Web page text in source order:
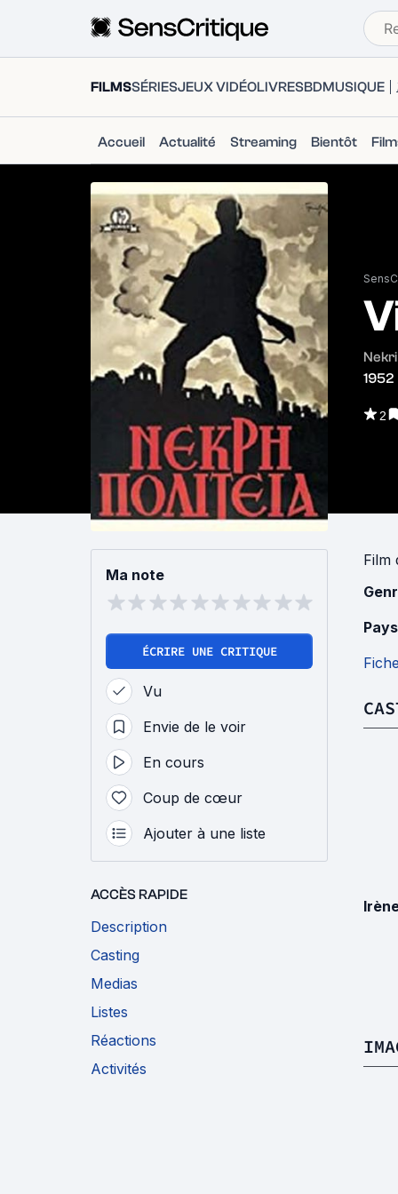
FILMSSÉRIESJEUX VIDÉOLIVRESBDMUSIQUE
Accueil Actualité Streaming Bientôt
1952
2
Ma note
ÉCRIRE UNE CRITIQUE
Vu
Envie de le voir
En cours
Coup de cœur
Ajouter à une liste
ACCÈS RAPIDE
Description
Casting
Medias
Listes
Réactions
Activités
Film